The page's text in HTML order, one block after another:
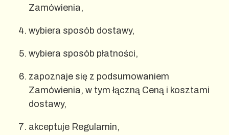
Zamówienia,
wybiera sposób dostawy,
wybiera sposób płatności,
zapoznaje się z podsumowaniem
Zamówienia, w tym łączną Ceną i kosztami
dostawy,
akceptuje Regulamin,